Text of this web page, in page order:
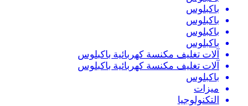
باكبلوس
باكبلوس
باكبلوس
باكبلوس
آلات تغليف مكنسة كهربائية باكبلوس
آلات تغليف مكنسة كهربائية باكبلوس
باكبلوس
ميزات
التكنولوجيا